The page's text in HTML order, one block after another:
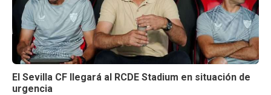
El Sevilla CF llegará al RCDE Stadium en situación de
urgencia